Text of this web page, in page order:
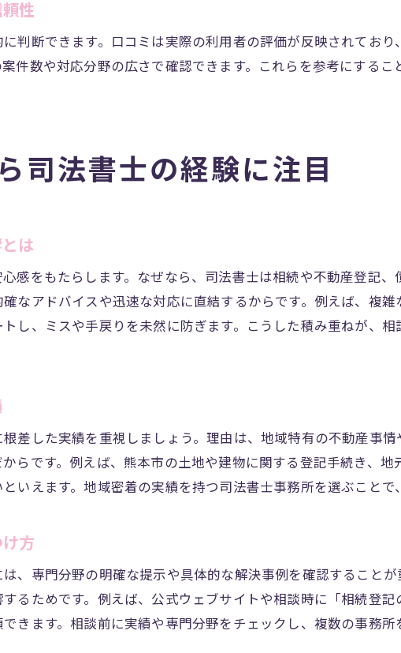
実績豊富な司法書士による安心サポート
司法書士の実績が安心感を生むサポート力
ランキングや口コミで選ぶ実績豊富な司法書士
性
判断できます。口コミは実際の利用者の評価が反映されてお
件数や対応分野の広さで確認できます。これらを参考にするこ
司法書士の経験に注目
は
感をもたらします。なぜなら、司法書士は相続や不動産登記
なアドバイスや迅速な対応に直結するからです。例えば、複
し、ミスや手戻りを未然に防ぎます。こうした積み重ねが、
差した実績を重視しましょう。理由は、地域特有の不動産事
らです。例えば、熊本市の土地や建物に関する登記手続き、地
いえます。地域密着の実績を持つ司法書士事務所を選ぶことで
方
、専門分野の明確な提示や具体的な解決事例を確認すること
るためです。例えば、公式ウェブサイトや相談時に「相続登
きます。相談前に実績や専門分野をチェックし、複数の事務